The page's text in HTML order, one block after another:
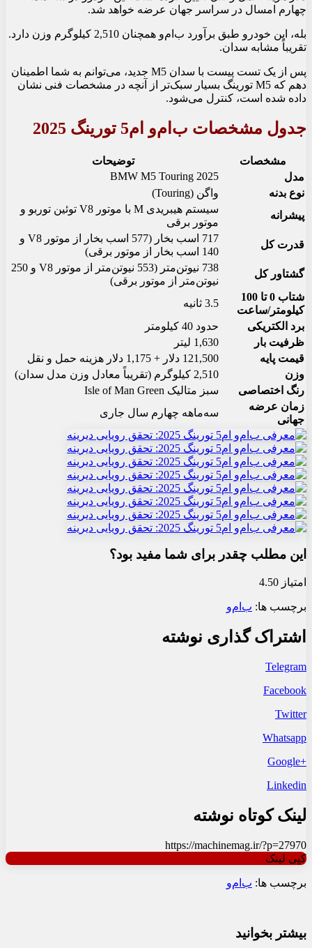
چهارم امسال در سراسر جهان عرضه خواهد شد.
بله، این خودرو طبق برآورد ب‌ام‌و همچنان 2,510 کیلوگرم وزن دارد.
تقریباً مشابه سدان.
پس از یک تست پیست با سدان M5 جدید، می‌توانم به شما اطمینان
دهم که M5 تورینگ بسیار سبک‌تر از آنچه در مشخصات فنی نشان
داده شده است، کنترل می‌شود.
جدول مشخصات ب‌ام‌و ام5 تورینگ 2025
مشخصات
توضیحات
مدل
BMW M5 Touring 2025
نوع بدنه
واگن (Touring)
پیشرانه
سیستم هیبریدی M با موتور V8 توئین توربو و
موتور برقی
قدرت کل
717 اسب بخار (577 اسب بخار از موتور V8 و
140 اسب بخار از موتور برقی)
گشتاور کل
738 نیوتن‌متر (553 نیوتن‌متر از موتور V8 و 250
نیوتن‌متر از موتور برقی)
شتاب 0 تا 100
کیلومتر/ساعت
3.5 ثانیه
برد الکتریکی
حدود 40 کیلومتر
ظرفیت بار
1,630 لیتر
قیمت پایه
121,500 دلار + 1,175 دلار هزینه حمل و نقل
وزن
2,510 کیلوگرم (تقریباً معادل وزن مدل سدان)
رنگ اختصاصی
سبز متالیک Isle of Man Green
زمان عرضه
جهانی
سه‌ماهه چهارم سال جاری
این مطلب چقدر برای شما مفید بود؟
امتیاز 4.50
برچسب ها: ب‌ام‌و
اشتراک گذاری نوشته
Telegram
Facebook
Twitter
Whatsapp
+Google
Linkedin
لینک کوتاه نوشته
https://machinemag.ir/?p=27970
کپی لینک
برچسب ها: ب‌ام‌و
بیشتر بخوانید